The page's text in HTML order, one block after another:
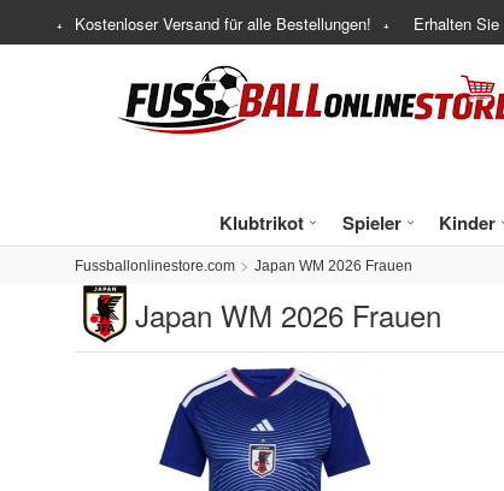
Kostenloser Versand für alle Bestellungen! Erhalten Sie
Klubtrikot Spieler Kinder
Fussballonlinestore.com Japan WM 2026 Frauen
Japan WM 2026 Frauen